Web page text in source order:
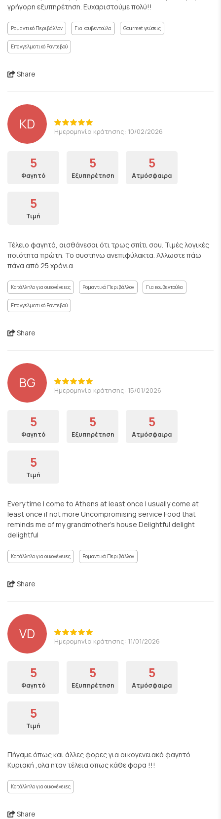
γρήγορη εξυπηρέτηση. Ευχαριστούμε πολύ!!
Ρομαντικό Περιβάλλον Για κουβεντούλα Gourmet γεύσεις
Επαγγελματικό Ραντεβού
Share
KD Ημερομηνία κράτησης: 10/02/2026
5
Φαγητό
5
Εξυπηρέτηση
5
Ατμόσφαιρα
5
Τιμή
Τέλειο φαγητό, αισθάνεσαι ότι τρως σπίτι σου. Τιμές λογικές
ποιότητα πρώτη. Το συστήνω ανεπιφύλακτα. Άλλωστε πάω
πάνα από 25 χρόνια.
Κατάλληλο για οικογένειες Ρομαντικό Περιβάλλον Για κουβεντούλα
Επαγγελματικό Ραντεβού
Share
BG Ημερομηνία κράτησης: 15/01/2026
5
Φαγητό
5
Εξυπηρέτηση
5
Ατμόσφαιρα
5
Τιμή
Every time I come to Athens at least once I usually come at
least once if not more Uncompromising service Food that
reminds me of my grandmother's house Delightful delight
delightful
Κατάλληλο για οικογένειες Ρομαντικό Περιβάλλον
Share
VD Ημερομηνία κράτησης: 11/01/2026
5
Φαγητό
5
Εξυπηρέτηση
5
Ατμόσφαιρα
5
Τιμή
Πήγαμε όπως και άλλες φορες για οικογενειακό φαγητό
Κυριακή ,ολα ηταν τέλεια οπως κάθε φορα !!!
Κατάλληλο για οικογένειες
Share